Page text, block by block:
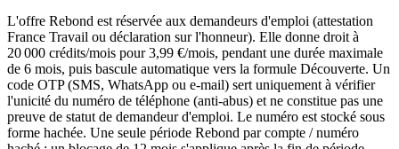
L'offre Rebond est réservée aux demandeurs d'emploi (attestation
France Travail ou déclaration sur l'honneur). Elle donne droit à
20 000 crédits/mois pour3,99 €/mois, pendant une durée maximale
de 6 mois, puis bascule automatique vers la formule Découverte. Un
code OTP (SMS, WhatsApp ou e-mail) sert uniquement à vérifier
l'unicité du numéro de téléphone (anti-abus) et ne constitue pas une
preuve de statut de demandeur d'emploi. Le numéro est stocké sous
forme hachée. Une seule période Rebond par compte / numéro